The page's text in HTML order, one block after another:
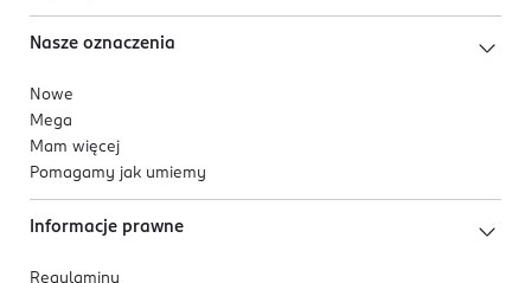
Nasze oznaczenia
Nowe
Mega
Mam więcej
Pomagamy jak umiemy
Informacje prawne
Regulaminy